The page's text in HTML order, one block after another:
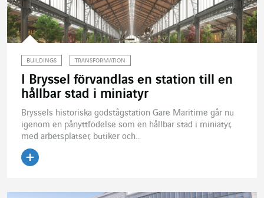
BUILDINGS TRANSFORMATION
I Bryssel förvandlas en station till en
hållbar stad i miniatyr
Bryssels historiska godstågstation Gare Maritime går nu
igenom en pånyttfödelse som en hållbar stad i miniatyr,
med arbetsplatser, butiker och...